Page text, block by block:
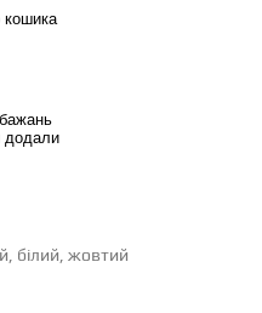
додали
білий, жовтий